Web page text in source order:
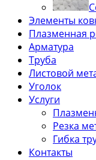
Элементы
Плазменная
Арматура
Труба
Листовой
Уголок
Услуги
Резка
Гибка
Контакты